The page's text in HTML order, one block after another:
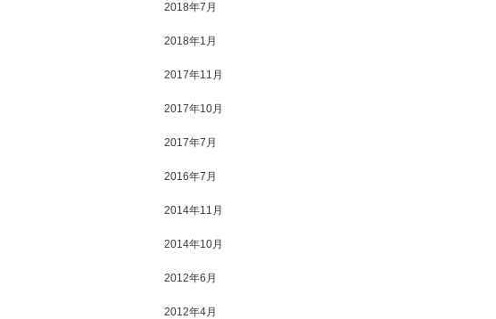
2018年7月
2018年1月
2017年11月
2017年10月
2017年7月
2016年7月
2014年11月
2014年10月
2012年6月
2012年4月